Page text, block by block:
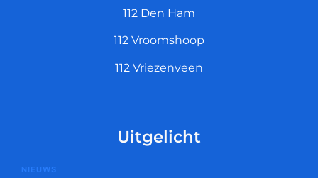
112 Den Ham
112 Vroomshoop
112 Vriezenveen
Uitgelicht
NIEUWS